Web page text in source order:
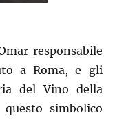
responsabile
a Roma, e gli
del Vino della
simbolico